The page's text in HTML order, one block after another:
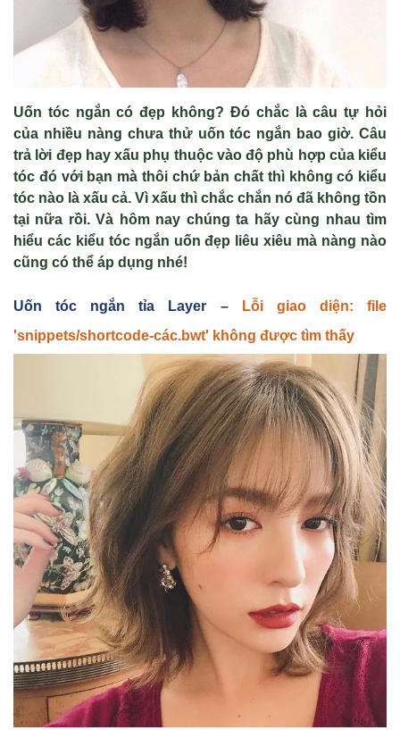
Uốn tóc ngắn có đẹp không? Đó chắc là câu tự hỏi
của nhiều nàng chưa thử uốn tóc ngắn bao giờ. Câu
trả lời đẹp hay xấu phụ thuộc vào độ phù hợp của kiểu
tóc đó với bạn mà thôi chứ bản chất thì không có kiểu
tóc nào là xấu cả. Vì xấu thì chắc chắn nó đã không tồn
tại nữa rồi. Và hôm nay chúng ta hãy cùng nhau tìm
hiểu các kiểu tóc ngắn uốn đẹp liêu xiêu mà nàng nào
cũng có thể áp dụng nhé!
Uốn tóc ngắn tỉa Layer –
Lỗi giao diện: file
'snippets/shortcode-các.bwt' không được tìm thấy